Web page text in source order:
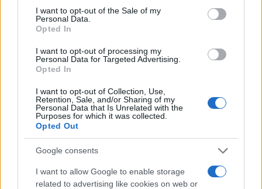
consent section.
I want to opt-out of the Sale of my
Personal Data.
Opted In
I want to opt-out of processing my
Personal Data for Targeted Advertising.
Opted In
I want to opt-out of Collection, Use,
Retention, Sale, and/or Sharing of my
Personal Data that Is Unrelated with the
Purposes for which it was collected.
Opted Out
Google consents
I want to allow Google to enable storage
related to advertising like cookies on web or
La Reserva Federal aprueba la adquisición de Webster Bank
por parte de Banco Santander
Marta Ruiz · 5 Ago 2026